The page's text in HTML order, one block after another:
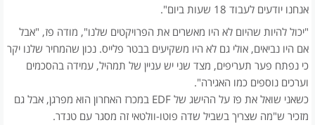
אנחנו יודעים לעבוד 18 שעות ביום".
"יכול להיות שהיום לא היו מאשרים את הפרויקטים שלנו", מודה פז, "אבל
אם היו נביאים, אולי גם לא היו משקיעים בבטר פלייס. נכון שהמחיר שלנו יקר
כי נפתח פער תעריפים, מצד שני יש עניין של תמהיל, עמידה בהסכמים
וערכים נוספים כמו האגירה".
כשאני שואל את פז על ההישג של EDF במכרז האחרון הוא מפרגן, אבל גם
מזכיר ש"מה שצריך בשביל שדה פוטו-וולטאי זה מסגר עם טנדר.